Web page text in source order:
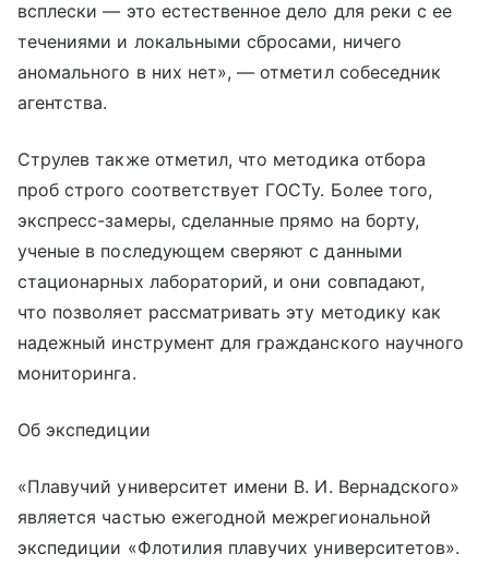
всплески — это естественное дело для реки с ее
течениями и локальными сбросами, ничего
аномального в них нет», — отметил собеседник
агентства.
Струлев также отметил, что методика отбора
проб строго соответствует ГОСТу. Более того,
экспресс-замеры, сделанные прямо на борту,
ученые в последующем сверяют с данными
стационарных лабораторий, и они совпадают,
что позволяет рассматривать эту методику как
надежный инструмент для гражданского научного
мониторинга.
Об экспедиции
«Плавучий университет имени В. И. Вернадского»
является частью ежегодной межрегиональной
экспедиции «Флотилия плавучих университетов».